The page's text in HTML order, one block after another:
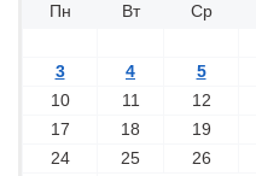
Пн
Вт Ср
3
4 5
10
11 12
17
18 19
24
25 26